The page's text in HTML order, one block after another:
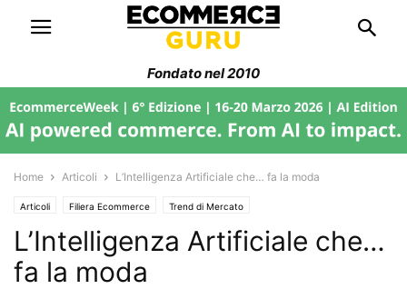
Fondato nel 2010
Home Articoli L’Intelligenza Artificiale che… fa la moda
Articoli Filiera Ecommerce Trend di Mercato
L’Intelligenza Artificiale che…
fa la moda